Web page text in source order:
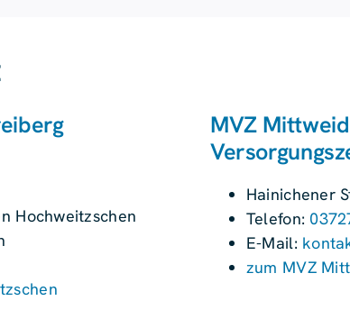
Hochweitzschen
MVZ
Hainichener
Telefon:
E-Mail:
zum MVZ